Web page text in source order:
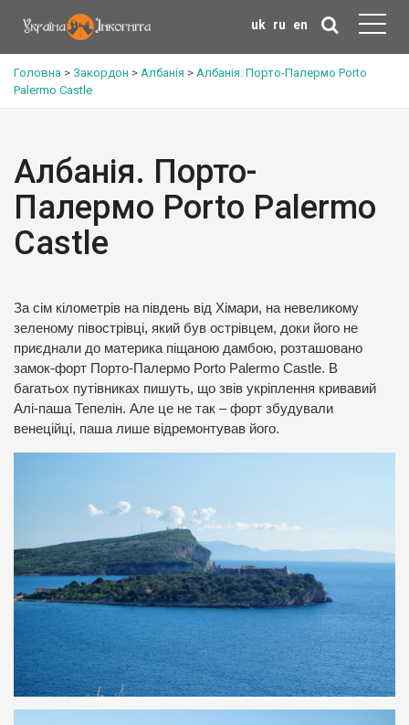
uk ru en
Головна > Закордон > Албанія > Албанія. Порто-Палермо Porto
Palermo Castle
Албанія. Порто-
Палермо Porto Palermo
Castle
За сім кілометрів на південь від Хімари, на невеликому
зеленому півострівці, який був острівцем, доки його не
приєднали до материка піщаною дамбою, розташовано
замок-форт Порто-Палермо Porto Palermo Castle. В
багатьох путівниках пишуть, що звів укріплення кривавий
Алі-паша Тепелін. Але це не так – форт збудували
венеційці, паша лише відремонтував його.